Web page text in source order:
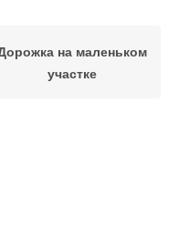
на маленьком
участке